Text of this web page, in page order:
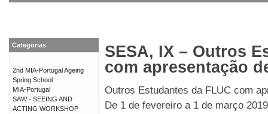
SESA, IX – Outros
com apresentação
Outros Estudantes da FLUC com
De 1 de fevereiro a 1 de março
Categorias
2nd MIA-Portugal Ageing
Spring School
MIA-Portugal
SAW - SEEING AND
ACTING WORKSHOP